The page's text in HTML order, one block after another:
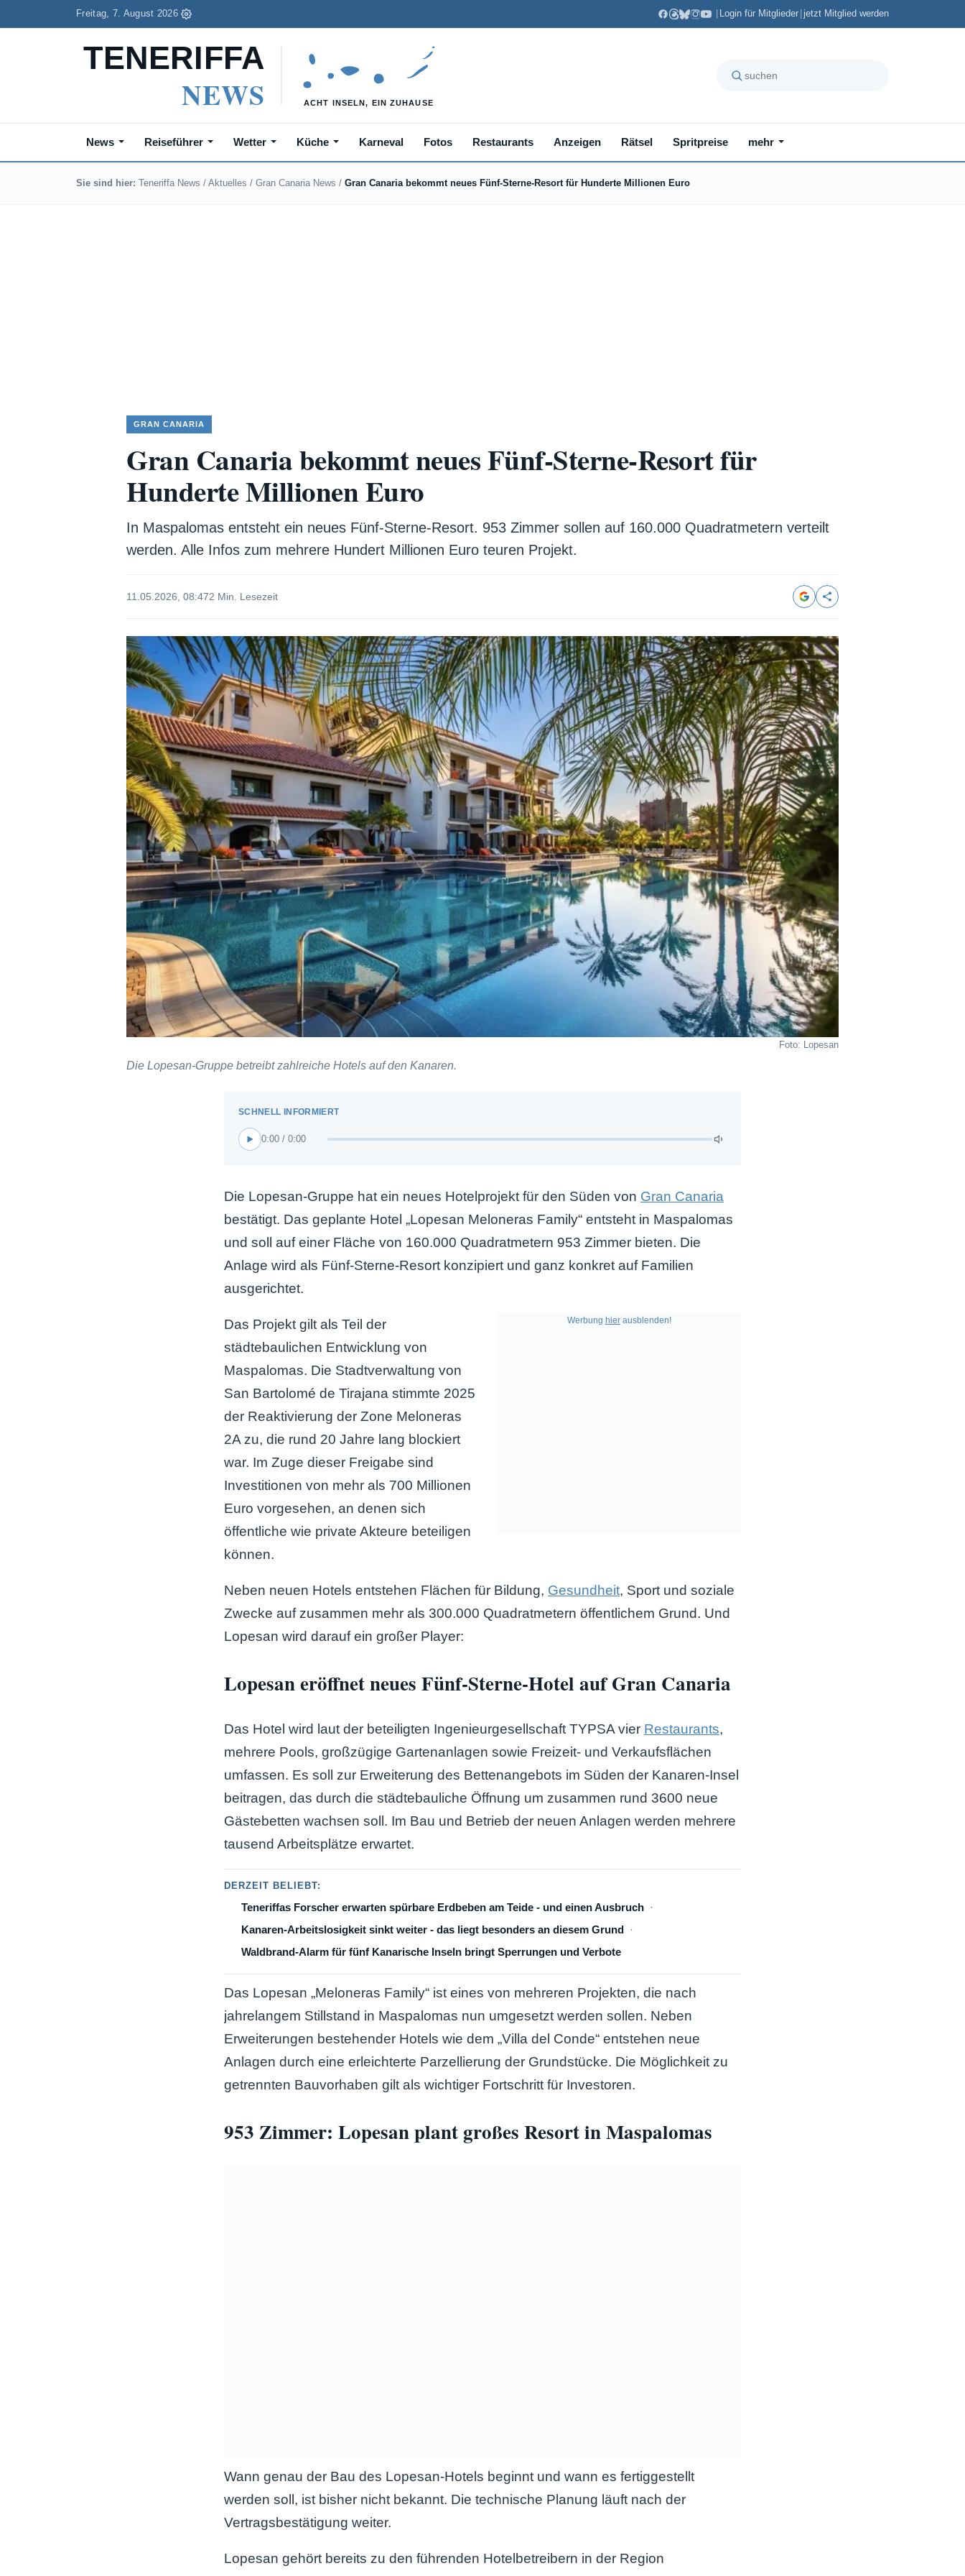
Freitag, 7. August 2026 Login für Mitglieder jetzt Mitglied werden
News Reiseführer Wetter Küche Karneval Fotos Restaurants Anzeigen Rätsel Spritpreise mehr
Sie sind hier: Teneriffa News / Aktuelles / Gran Canaria News / Gran Canaria bekommt neues Fünf-Sterne-Resort für Hunderte Millionen Euro
GRAN CANARIA
Gran Canaria bekommt neues Fünf-Sterne-Resort für
Hunderte Millionen Euro
In Maspalomas entsteht ein neues Fünf-Sterne-Resort. 953 Zimmer sollen auf 160.000 Quadratmetern verteilt
werden. Alle Infos zum mehrere Hundert Millionen Euro teuren Projekt.
11.05.2026, 08:472 Min. Lesezeit
Foto: Lopesan
Die Lopesan-Gruppe betreibt zahlreiche Hotels auf den Kanaren.
0:00 / 0:00
Die Lopesan-Gruppe hat ein neues Hotelprojekt für den Süden von Gran Canaria
bestätigt. Das geplante Hotel „Lopesan Meloneras Family“ entsteht in Maspalomas
und soll auf einer Fläche von 160.000 Quadratmetern 953 Zimmer bieten. Die
Anlage wird als Fünf-Sterne-Resort konzipiert und ganz konkret auf Familien
ausgerichtet.
Werbung hierausblenden!
Das Projekt gilt als Teil der
städtebaulichen Entwicklung von
Maspalomas. Die Stadtverwaltung von
San Bartolomé de Tirajana stimmte 2025
der Reaktivierung der Zone Meloneras
2A zu, die rund 20 Jahre lang blockiert
war. Im Zuge dieser Freigabe sind
Investitionen von mehr als 700 Millionen
Euro vorgesehen, an denen sich
öffentliche wie private Akteure beteiligen
können.
Neben neuen Hotels entstehen Flächen für Bildung, Gesundheit, Sport und soziale
Zwecke auf zusammen mehr als 300.000 Quadratmetern öffentlichem Grund. Und
Lopesan wird darauf ein großer Player:
Lopesan eröffnet neues Fünf-Sterne-Hotel auf Gran Canaria
Das Hotel wird laut der beteiligten Ingenieurgesellschaft TYPSA vier Restaurants,
mehrere Pools, großzügige Gartenanlagen sowie Freizeit- und Verkaufsflächen
umfassen. Es soll zur Erweiterung des Bettenangebots im Süden der Kanaren-Insel
beitragen, das durch die städtebauliche Öffnung um zusammen rund 3600 neue
Gästebetten wachsen soll. Im Bau und Betrieb der neuen Anlagen werden mehrere
tausend Arbeitsplätze erwartet.
DERZEIT BELIEBT:
Teneriffas Forscher erwarten spürbare Erdbeben am Teide - und einen Ausbruch
Kanaren-Arbeitslosigkeit sinkt weiter - das liegt besonders an diesem Grund
Waldbrand-Alarm für fünf Kanarische Inseln bringt Sperrungen und Verbote
Das Lopesan „Meloneras Family“ ist eines von mehreren Projekten, die nach
jahrelangem Stillstand in Maspalomas nun umgesetzt werden sollen. Neben
Erweiterungen bestehender Hotels wie dem „Villa del Conde“ entstehen neue
Anlagen durch eine erleichterte Parzellierung der Grundstücke. Die Möglichkeit zu
getrennten Bauvorhaben gilt als wichtiger Fortschritt für Investoren.
953 Zimmer: Lopesan plant großes Resort in Maspalomas
Wann genau der Bau des Lopesan-Hotels beginnt und wann es fertiggestellt
werden soll, ist bisher nicht bekannt. Die technische Planung läuft nach der
Vertragsbestätigung weiter.
Lopesan gehört bereits zu den führenden Hotelbetreibern in der Region